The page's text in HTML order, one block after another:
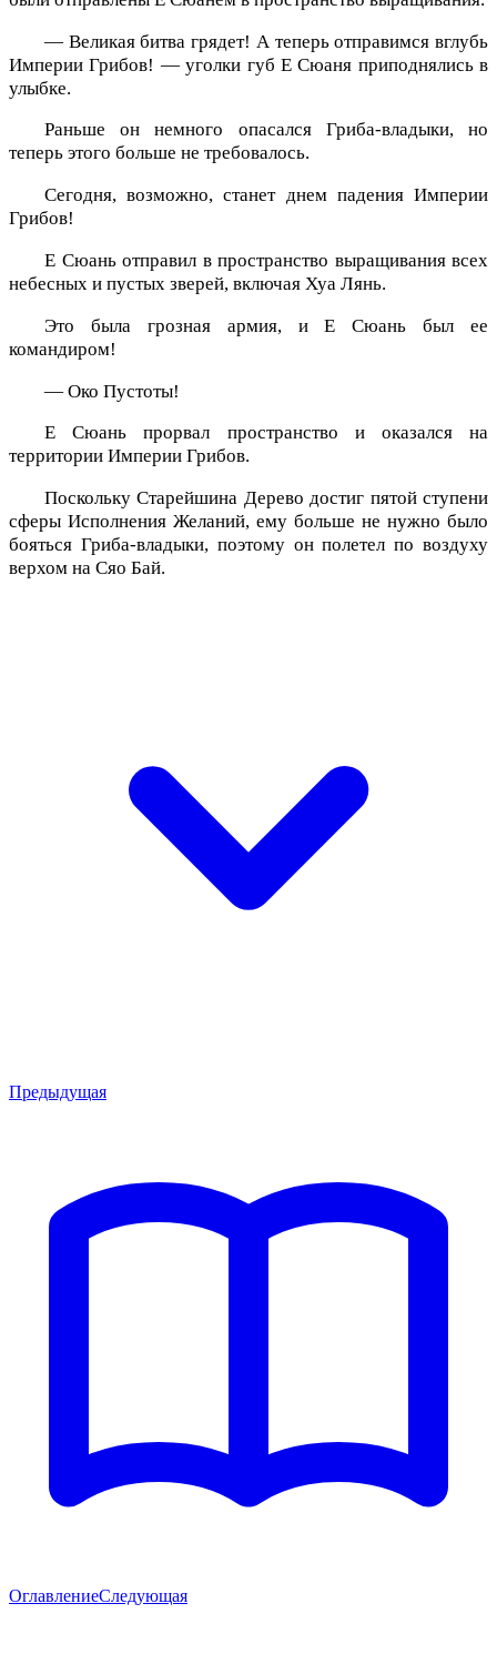
— Великая битва грядет! А теперь отправимся вглубь
Империи Грибов! — уголки губ Е Сюаня приподнялись в
улыбке.
Раньше он немного опасался Гриба-владыки, но
теперь этого больше не требовалось.
Сегодня, возможно, станет днем падения Империи
Грибов!
Е Сюань отправил в пространство выращивания всех
небесных и пустых зверей, включая Хуа Лянь.
Это была грозная армия, и Е Сюань был ее
командиром!
— Око Пустоты!
Е Сюань прорвал пространство и оказался на
территории Империи Грибов.
Поскольку Старейшина Дерево достиг пятой ступени
сферы Исполнения Желаний, ему больше не нужно было
бояться Гриба-владыки, поэтому он полетел по воздуху
верхом на Сяо Бай.
Предыдущая
ОглавлениеСледующая